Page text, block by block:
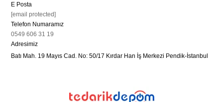
E Posta
[email protected]
Telefon Numaramız
0549 606 31 19
Adresimiz
Batı Mah. 19 Mayıs Cad. No: 50/17 Kırdar Han İş Merkezi Pendik-İstanbul